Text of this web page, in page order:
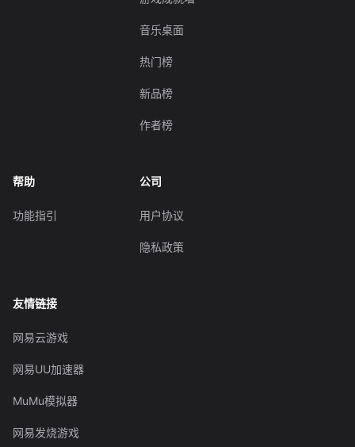
音乐桌面
热门榜
新品榜
作者榜
帮助
功能指引
公司
用户协议
隐私政策
友情链接
网易云游戏
网易UU加速器
MuMu模拟器
网易发烧游戏